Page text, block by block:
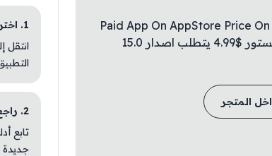
Paid App On AppStore Price
For Free ✅ تطبيق مدفوع في الابستور السعر في الابستور $4.99 يتطلب اصدار 15.0
المتجر
1. اختر الباقة المناسبة
انتقل
2. راجع خطوات التثبيت
تابع
جديدة